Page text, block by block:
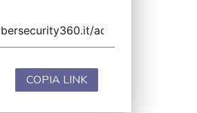
COPIA LINK